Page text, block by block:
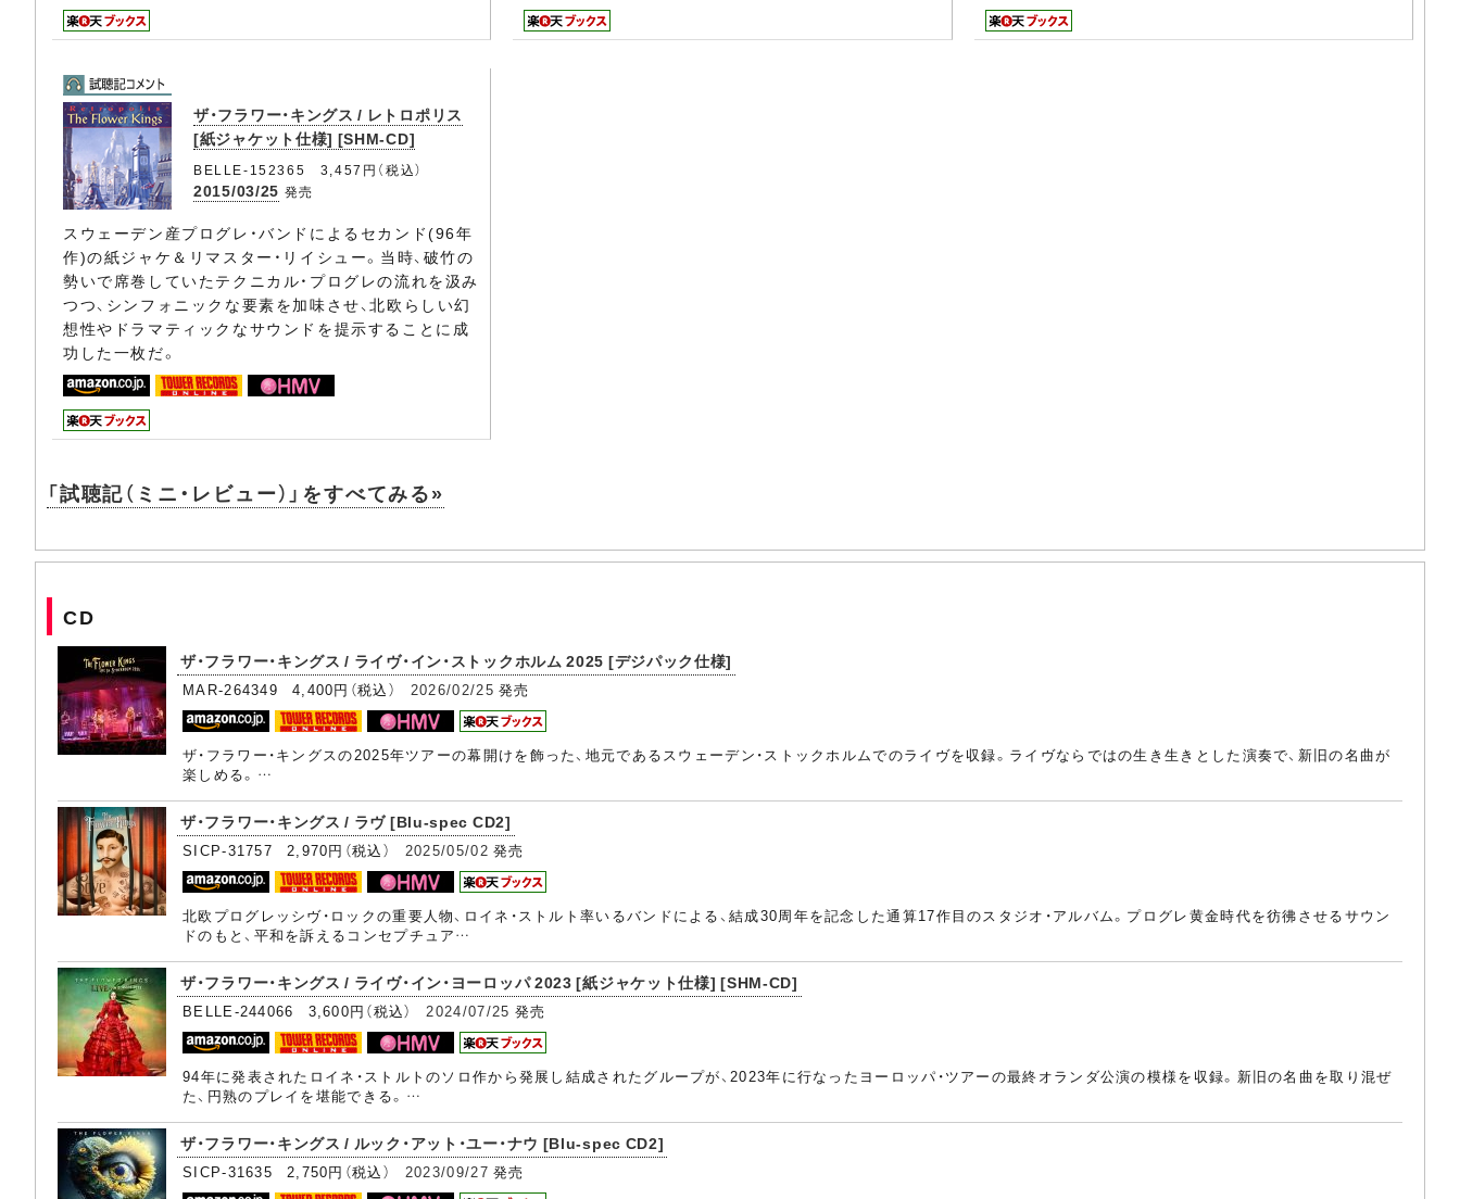
ザ・フラワー・キングス / レトロポリス
[紙ジャケット仕様] [SHM-CD]
BELLE-152365 3,457円（税込）
2015/03/25 発売
スウェーデン産プログレ・バンドによるセカンド(96年
作)の紙ジャケ＆リマスター・リイシュー。当時、破竹の
勢いで席巻していたテクニカル・プログレの流れを汲み
つつ、シンフォニックな要素を加味させ、北欧らしい幻
想性やドラマティックなサウンドを提示することに成
功した一枚だ。
「試聴記（ミニ・レビュー）」をすべてみる»
CD
ザ・フラワー・キングス / ライヴ・イン・ストックホルム 2025 [デジパック仕様]
MAR-264349 4,400円（税込） 2026/02/25 発売
ザ・フラワー・キングスの2025年ツアーの幕開けを飾った、地元であるスウェーデン・ストックホルムでのライヴを収録。ライヴならではの生き生きとした演奏で、新旧の名曲が
楽しめる。…
ザ・フラワー・キングス / ラヴ [Blu-spec CD2]
SICP-31757 2,970円（税込） 2025/05/02 発売
北欧プログレッシヴ・ロックの重要人物、ロイネ・ストルト率いるバンドによる、結成30周年を記念した通算17作目のスタジオ・アルバム。プログレ黄金時代を彷彿させるサウン
ドのもと、平和を訴えるコンセプチュア…
ザ・フラワー・キングス / ライヴ・イン・ヨーロッパ 2023 [紙ジャケット仕様] [SHM-CD]
BELLE-244066 3,600円（税込）2024/07/25 発売
94年に発表されたロイネ・ストルトのソロ作から発展し結成されたグループが、2023年に行なったヨーロッパ・ツアーの最終オランダ公演の模様を収録。新旧の名曲を取り混ぜ
た、円熟のプレイを堪能できる。…
ザ・フラワー・キングス / ルック・アット・ユー・ナウ [Blu-spec CD2]
SICP-31635 2,750円（税込） 2023/09/27 発売